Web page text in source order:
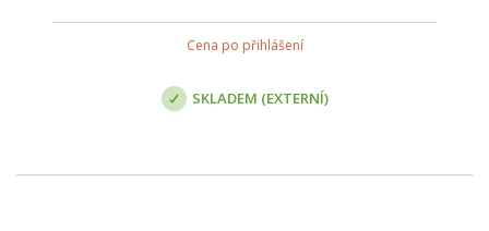
Cena po přihlášení
SKLADEM (EXTERNÍ)